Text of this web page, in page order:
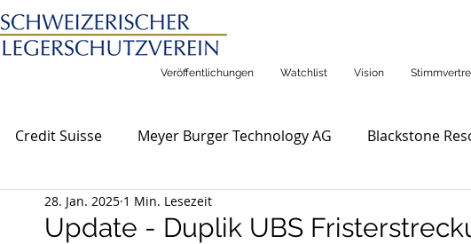
Veröffentlichungen Watchlist Vision
Credit Suisse Meyer Burger Technology AG Blackstone
Allgemeine Meldungen
Update - Duplik UBS
28. Jan. 2025 1 Min. Lesezeit